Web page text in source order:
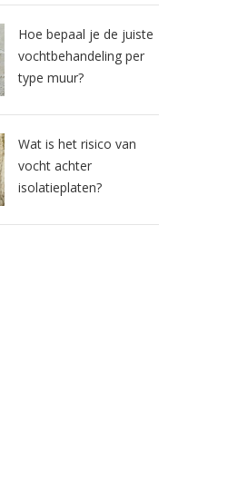
Hoe bepaal je de juiste
vochtbehandeling per
type muur?
Wat is het risico van
vocht achter
isolatieplaten?